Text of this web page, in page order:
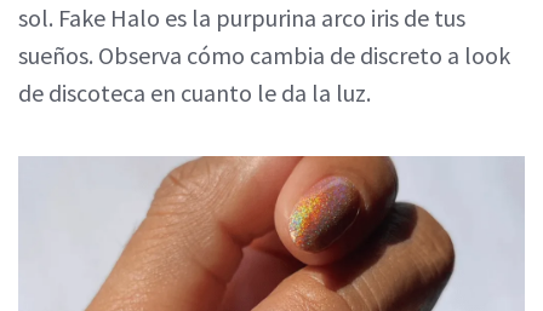
sol. Fake Halo es la purpurina arco iris de tus
sueños. Observa cómo cambia de discreto a look
de discoteca en cuanto le da la luz.